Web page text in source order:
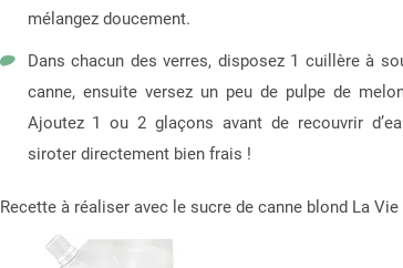
mélangez doucement.
Dans chacun des verres, disposez 1 cuillère à
canne, ensuite versez un peu de pulpe de
Ajoutez 1 ou 2 glaçons avant de recouvrir
siroter directement bien frais !
Recette à réaliser avec le sucre de canne blond La Vie